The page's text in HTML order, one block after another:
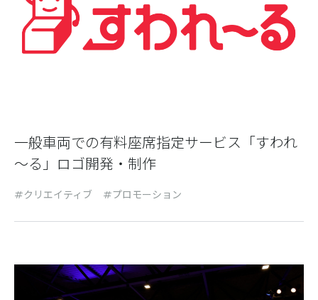
一般車両での有料座席指定サービス「すわれ
～る」ロゴ開発・制作
クリエイティブ プロモーション